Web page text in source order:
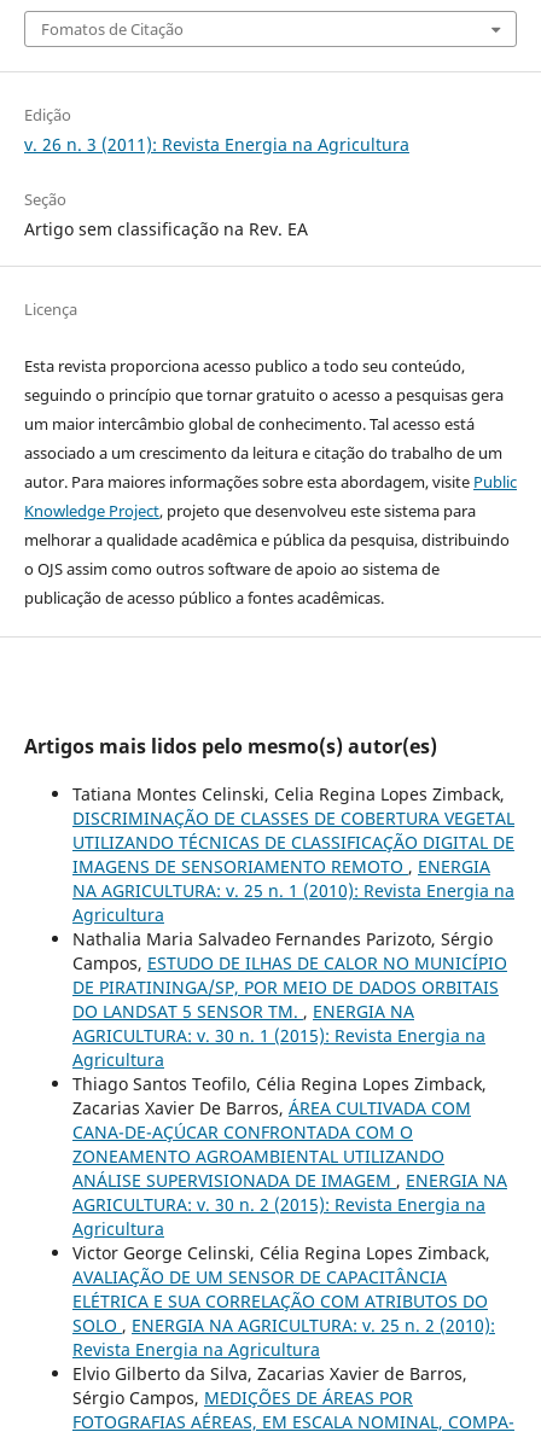
Fomatos de Citação
Edição
v. 26 n. 3 (2011): Revista Energia na Agricultura
Seção
Artigo sem classificação na Rev. EA
Licença
Esta revista proporciona acesso publico a todo seu conteúdo,
seguindo o princípio que tornar gratuito o acesso a pesquisas gera
um maior intercâmbio global de conhecimento. Tal acesso está
associado a um crescimento da leitura e citação do trabalho de um
autor. Para maiores informações sobre esta abordagem, visite Public
Knowledge Project, projeto que desenvolveu este sistema para
melhorar a qualidade acadêmica e pública da pesquisa, distribuindo
o OJS assim como outros software de apoio ao sistema de
publicação de acesso público a fontes acadêmicas.
Artigos mais lidos pelo mesmo(s) autor(es)
Tatiana Montes Celinski, Celia Regina Lopes Zimback,
DISCRIMINAÇÃO DE CLASSES DE COBERTURA VEGETAL
UTILIZANDO TÉCNICAS DE CLASSIFICAÇÃO DIGITAL DE
IMAGENS DE SENSORIAMENTO REMOTO , ENERGIA
NA AGRICULTURA: v. 25 n. 1 (2010): Revista Energia na
Agricultura
Nathalia Maria Salvadeo Fernandes Parizoto, Sérgio
Campos, ESTUDO DE ILHAS DE CALOR NO MUNICÍPIO
DE PIRATININGA/SP, POR MEIO DE DADOS ORBITAIS
DO LANDSAT 5 SENSOR TM. , ENERGIA NA
AGRICULTURA: v. 30 n. 1 (2015): Revista Energia na
Agricultura
Thiago Santos Teofilo, Célia Regina Lopes Zimback,
Zacarias Xavier De Barros, ÁREA CULTIVADA COM
CANA-DE-AÇÚCAR CONFRONTADA COM O
ZONEAMENTO AGROAMBIENTAL UTILIZANDO
ANÁLISE SUPERVISIONADA DE IMAGEM , ENERGIA NA
AGRICULTURA: v. 30 n. 2 (2015): Revista Energia na
Agricultura
Victor George Celinski, Célia Regina Lopes Zimback,
AVALIAÇÃO DE UM SENSOR DE CAPACITÂNCIA
ELÉTRICA E SUA CORRELAÇÃO COM ATRIBUTOS DO
SOLO , ENERGIA NA AGRICULTURA: v. 25 n. 2 (2010):
Revista Energia na Agricultura
Elvio Gilberto da Silva, Zacarias Xavier de Barros,
Sérgio Campos, MEDIÇÕES DE ÁREAS POR
FOTOGRAFIAS AÉREAS, EM ESCALA NOMINAL, COMPA-